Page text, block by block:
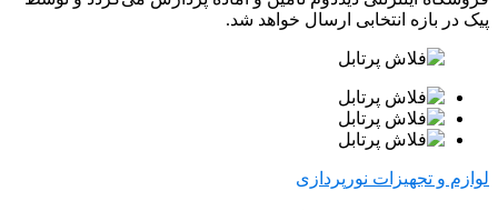
پیک در بازه انتخابی ارسال خواهد شد.
لوازم و تجهیزات نورپردازی